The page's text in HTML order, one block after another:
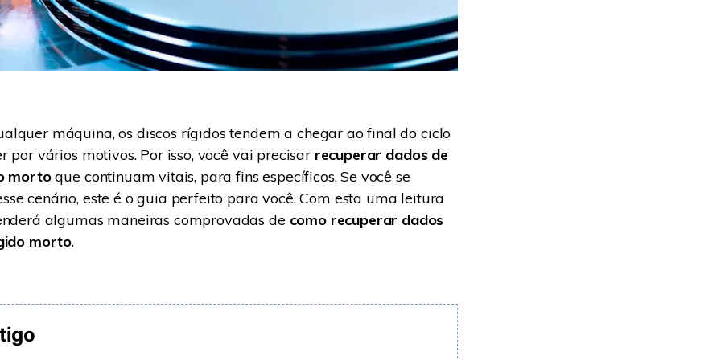
máquina, os discos rígidos tendem a chegar ao final do ciclo
por vários motivos. Por isso, você vai precisar recuperar dados de
mortoque continuam vitais, para fins específicos. Se você se
cenário, este é o guia perfeito para você. Com esta uma leitura
algumas maneiras comprovadas de como recuperar dados
morto.